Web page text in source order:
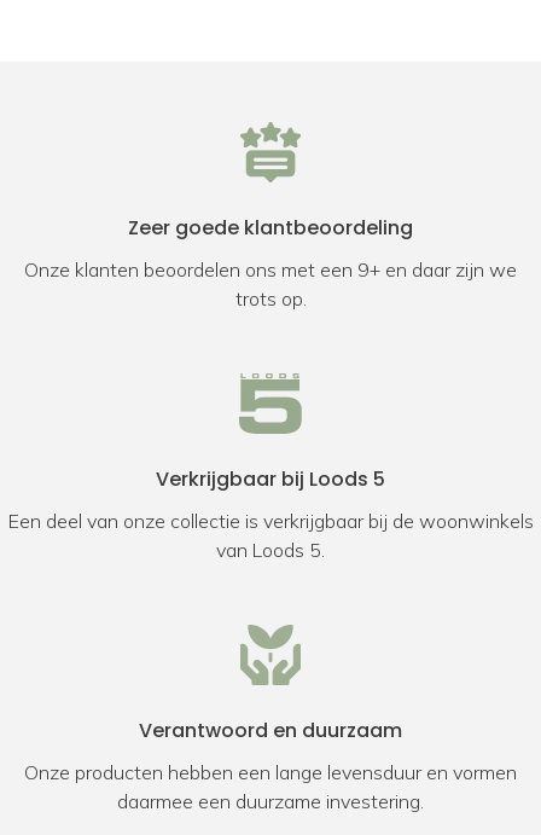
Zeer goede klantbeoordeling
Onze klanten beoordelen ons met een 9+ en daar zijn we
trots op.
Verkrijgbaar bij Loods 5
Een deel van onze collectie is verkrijgbaar bij de woonwinkels
van Loods 5.
Verantwoord en duurzaam
Onze producten hebben een lange levensduur en vormen
daarmee een duurzame investering.